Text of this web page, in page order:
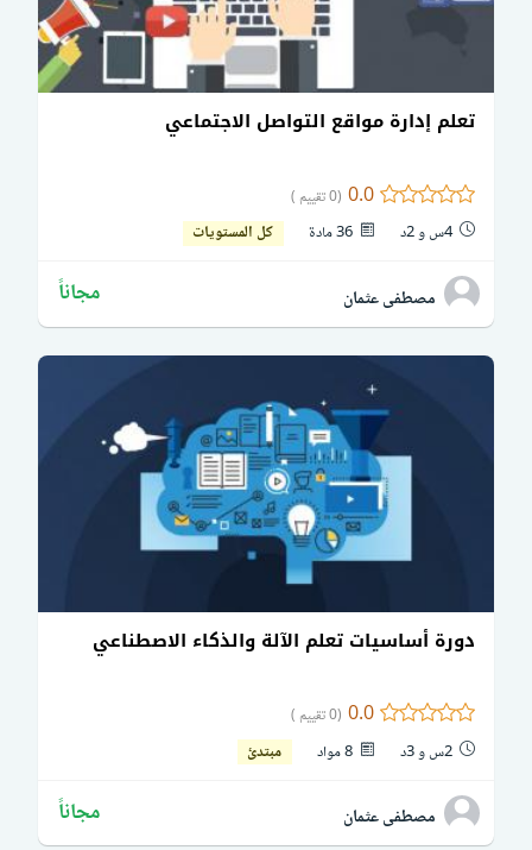
تعلم إدارة مواقع التواصل الاجتماعي
0.0 (0 تقييم )
4س و 2د 36 مادة كل المستويات
مصطفى عثمان مجاناً
دورة أساسيات تعلم الآلة والذكاء الاصطناعي
0.0 (0 تقييم )
2س و 3د 8 مواد مبتدئ
مصطفى عثمان مجاناً